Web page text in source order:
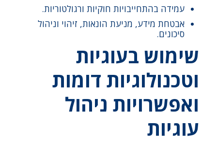
עמידה בהתחייבויות חוקיות ורגולטוריות.
אבטחת מידע, מניעת הונאות, זיהוי וניהול
סיכונים.
שימוש בעוגיות
וטכנולוגיות דומות
ואפשרויות ניהול
עוגיות